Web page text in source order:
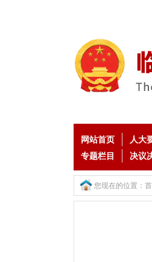
网站首页 人大
专题栏目
决议
您现在的位置：